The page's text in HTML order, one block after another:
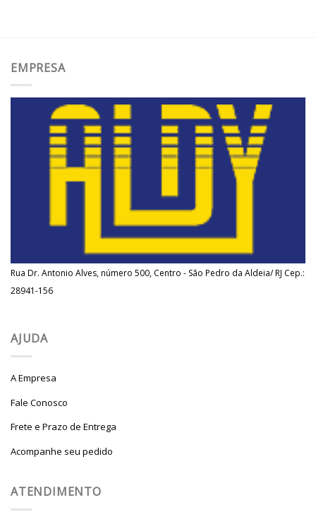
EMPRESA
Rua Dr. Antonio Alves, número 500, Centro - São Pedro da Aldeia/ RJ Cep.:
28941-156
AJUDA
A Empresa
Fale Conosco
Frete e Prazo de Entrega
Acompanhe seu pedido
ATENDIMENTO